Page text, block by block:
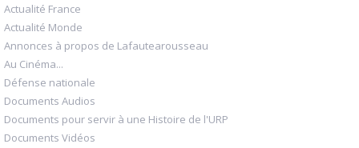
Actualité France
Actualité Monde
Annonces à propos de Lafautearousseau
Au Cinéma...
Défense nationale
Documents Audios
Documents pour servir à une Histoire de l'URP
Documents Vidéos